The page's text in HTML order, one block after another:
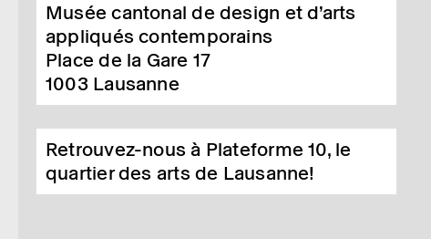
Musée cantonal de design et d’arts
appliqués contemporains
Place de la Gare 17
1003 Lausanne
Retrouvez-nous à Plateforme 10, le
quartier des arts de Lausanne!